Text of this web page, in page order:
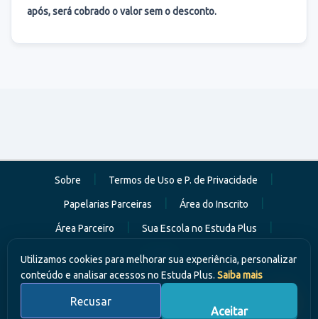
após, será cobrado o valor sem o desconto.
Sobre Termos de Uso e P. de Privacidade
Papelarias Parceiras Área do Inscrito
Área Parceiro Sua Escola no Estuda Plus
Contato
Estuda Plus - Portal de Oportunidades
Utilizamos cookies para melhorar sua experiência, personalizar
conteúdo e analisar acessos no Estuda Plus. Saiba mais
Recusar
Aceitar